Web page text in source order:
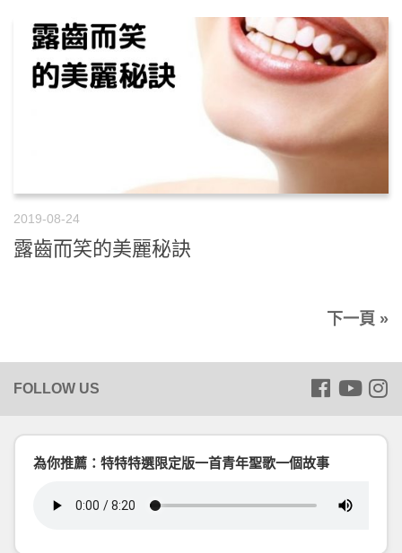
2019-08-24
露齒而笑的美麗秘訣
下一頁 »
為你推薦：特特特選限定版一首青年聖歌一個故事